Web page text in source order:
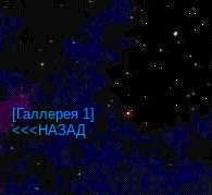
[Галлерея 1]
<<<НАЗАД